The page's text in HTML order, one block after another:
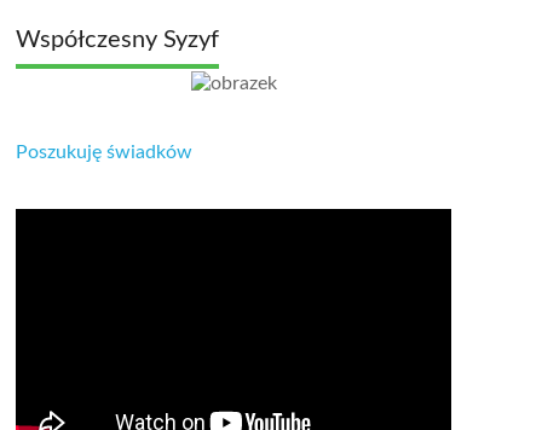
Współczesny Syzyf
Poszukuję świadków